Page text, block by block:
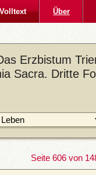
Volltext Über
Erzbistum
Sacra. Dritte
Seite 606 von